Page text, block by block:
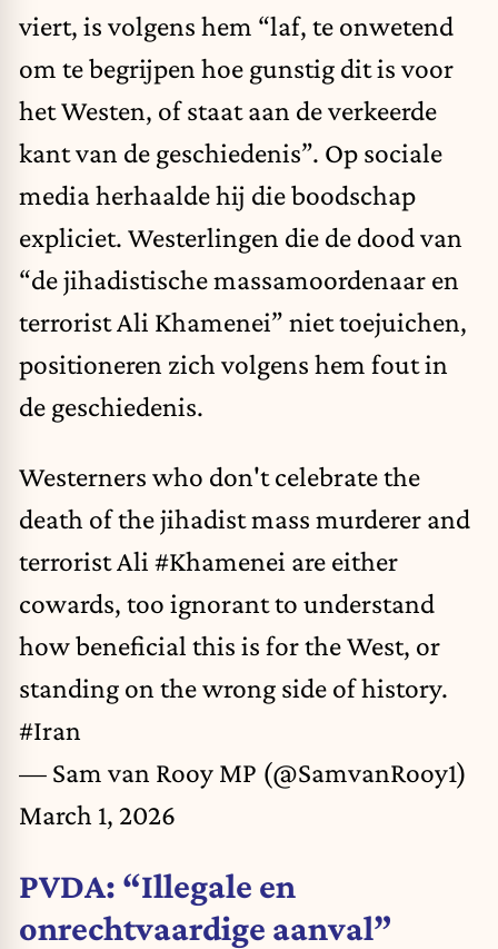
viert, is volgens hem “laf, te onwetend
om te begrijpen hoe gunstig dit is voor
het Westen, of staat aan de verkeerde
kant van de geschiedenis”. Op sociale
media herhaalde hij die boodschap
expliciet. Westerlingen die de dood van
“de jihadistische massamoordenaar en
terrorist Ali Khamenei” niet toejuichen,
positioneren zich volgens hem fout in
de geschiedenis.
Westerners who don't celebrate the
death of the jihadist mass murderer and
terrorist Ali #Khamenei are either
cowards, too ignorant to understand
how beneficial this is for the West, or
standing on the wrong side of history.
#Iran
— Sam van Rooy MP (@SamvanRooy1)
March 1, 2026
PVDA: “Illegale en
onrechtvaardige aanval”